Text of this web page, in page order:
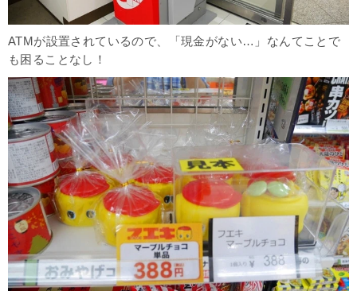
ATMが設置されているので、「現金がない…」なんてことで
も困ることなし！